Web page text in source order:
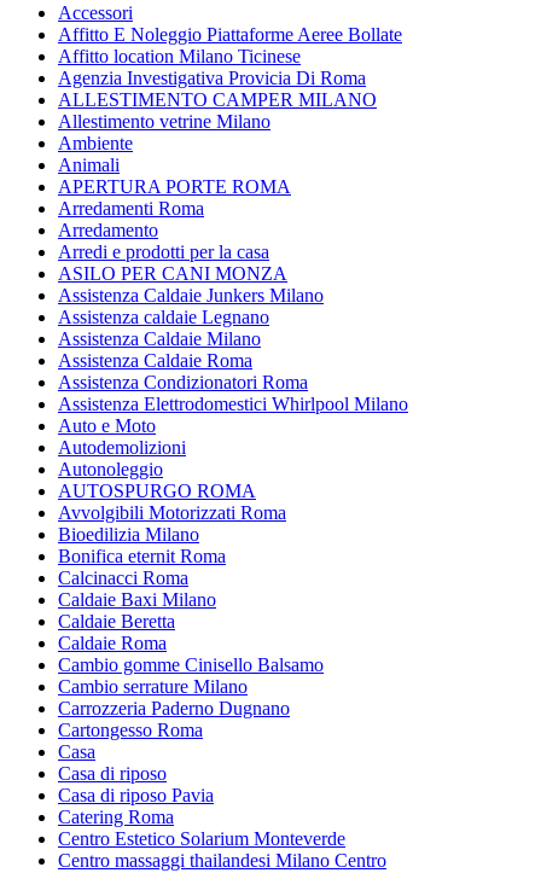
Accessori
Affitto E Noleggio Piattaforme Aeree Bollate
Affitto location Milano Ticinese
Agenzia Investigativa Provicia Di Roma
ALLESTIMENTO CAMPER MILANO
Allestimento vetrine Milano
Ambiente
Animali
APERTURA PORTE ROMA
Arredamenti Roma
Arredamento
Arredi e prodotti per la casa
ASILO PER CANI MONZA
Assistenza Caldaie Junkers Milano
Assistenza caldaie Legnano
Assistenza Caldaie Milano
Assistenza Caldaie Roma
Assistenza Condizionatori Roma
Assistenza Elettrodomestici Whirlpool Milano
Auto e Moto
Autodemolizioni
Autonoleggio
AUTOSPURGO ROMA
Avvolgibili Motorizzati Roma
Bioedilizia Milano
Bonifica eternit Roma
Calcinacci Roma
Caldaie Baxi Milano
Caldaie Beretta
Caldaie Roma
Cambio gomme Cinisello Balsamo
Cambio serrature Milano
Carrozzeria Paderno Dugnano
Cartongesso Roma
Casa
Casa di riposo
Casa di riposo Pavia
Catering Roma
Centro Estetico Solarium Monteverde
Centro massaggi thailandesi Milano Centro